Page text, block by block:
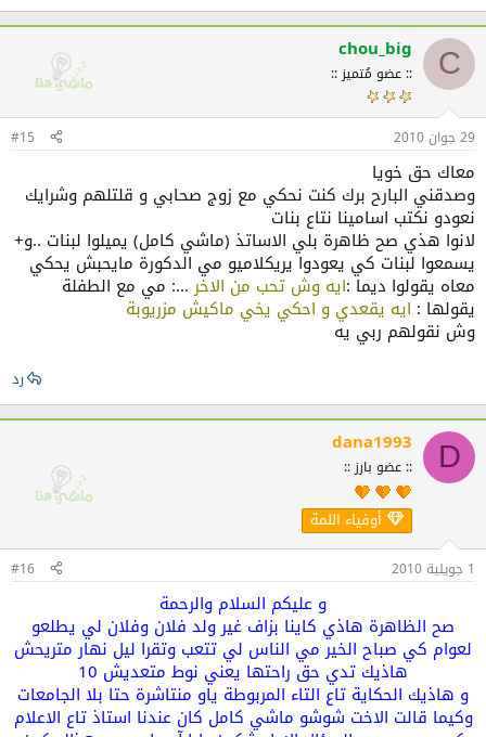
C
chou_big
:: عضو مُتميز ::
29 جوان 2010 #15
معاك حق خويا
وصدقني البارح برك كنت نحكي مع زوج صحابي و قلتلهم وشرايك
نعودو نكتب اسامينا نتاع بنات
لانوا هذي صح ظاهرة بلي الاساتذ (ماشي كامل) يميلوا لبنات ..و+
يسمعوا لبنات كي يعودوا يريكلاميو مي الدكورة مايحبش يحكي
معاه يقولوا ديما :ايه وش تحب من الاخر ...: مي مع الطفلة
يقولها : ايه يقعدي و احكي يخي ماكيش مزريوبة
وش نقولهم ربي يه
رد
D
dana1993
:: عضو بارز ::
أوفياء اللمة
1 جويلية 2010 #16
و عليكم السلام والرحمة
صح الظاهرة هاذي كاينا بزاف غير ولد فلان وفلان لي يطلعو
لعوام كي صباح الخير مي الناس لي تتعب وتقرا ليل نهار متريحش
هاذيك تدي حق راحتها يعني نوط متعديش 10
و هاذيك الحكاية تاع التاء المربوطة ياو منتاشرة حتا بلا الجامعات
وكيما قالت الاخت شوشو ماشي كامل كان عندنا استاذ تاع الاعلام